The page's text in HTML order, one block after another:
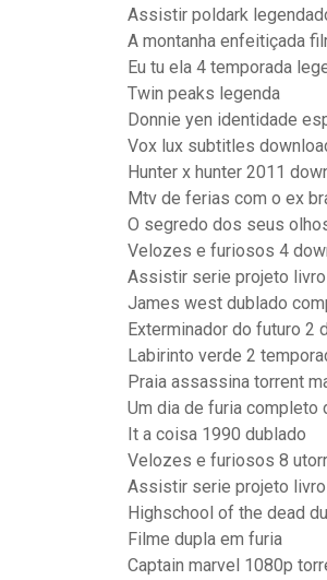
Assistir poldark
A montanha enfeitiçada
Eu tu ela 4 temporada
Twin peaks legenda
Donnie yen identidade
Vox lux subtitles
Hunter x hunter 2011
Mtv de ferias com o ex
O segredo dos seus
Velozes e furiosos 4
Assistir serie projeto
James west dublado
Exterminador do futuro 2
Labirinto verde 2
Praia assassina torrent
Um dia de furia completo
It a coisa 1990 dublado
Velozes e furiosos 8
Assistir serie projeto
Highschool of the dead
Filme dupla em furia
Captain marvel 1080p